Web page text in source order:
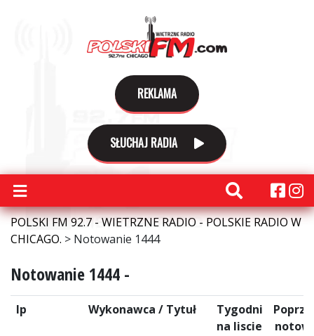
REKLAMA
SŁUCHAJ RADIA
POLSKI FM 92.7 - WIETRZNE RADIO - POLSKIE RADIO W
CHICAGO. > Notowanie 1444
Notowanie 1444 -
lp Wykonawca / Tytuł
Tygodni
na liscie